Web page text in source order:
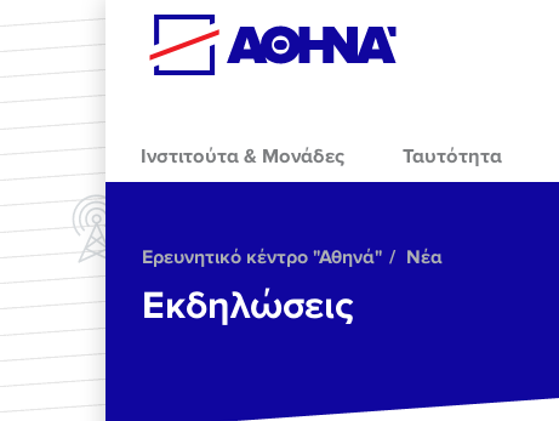
Skip to main content
Ινστιτούτα & Μονάδες Ταυτότητα
Ερευνητικό κέντρο "Αθηνά" Νέα
Εκδηλώσεις